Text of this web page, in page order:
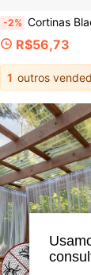
-2% Cortinas Blackout com Zíper Duplo Ajustável, Fáceis de
R$56,73
1 outros